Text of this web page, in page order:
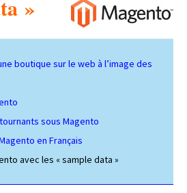
»
boutique sur le web à l’image des
sous Magento
en Français
avec les « sample data »